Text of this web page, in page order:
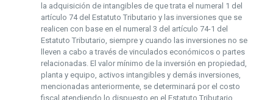
la adquisición de intangibles de que trata el numeral 1 del
artículo 74 del Estatuto Tributario y las inversiones que se
realicen con base en el numeral 3 del artículo 74-1 del
Estatuto Tributario, siempre y cuando las inversiones no se
lleven a cabo a través de vinculados económicos o partes
relacionadas. El valor mínimo de la inversión en propiedad,
planta y equipo, activos intangibles y demás inversiones,
mencionadas anteriormente, se determinará por el costo
fiscal atendiendo lo dispuesto en el Estatuto Tributario.